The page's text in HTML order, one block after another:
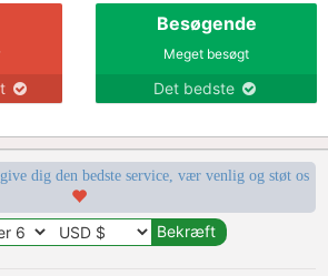
Besøgende
Meget besøgt
Det bedste
dig den bedste service, vær venlig og støt os